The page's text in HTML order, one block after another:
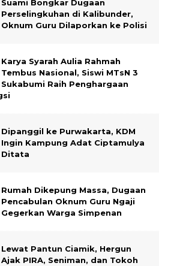
Suami Bongkar Dugaan
Perselingkuhan di Kalibunder,
Oknum Guru Dilaporkan ke Polisi
Karya Syarah Aulia Rahmah
Tembus Nasional, Siswi MTsN 3
Sukabumi Raih Penghargaan
Dipanggil ke Purwakarta, KDM
Ingin Kampung Adat Ciptamulya
Ditata
Rumah Dikepung Massa, Dugaan
Pencabulan Oknum Guru Ngaji
Gegerkan Warga Simpenan
Lewat Pantun Ciamik, Hergun
Ajak PIRA, Seniman, dan Tokoh